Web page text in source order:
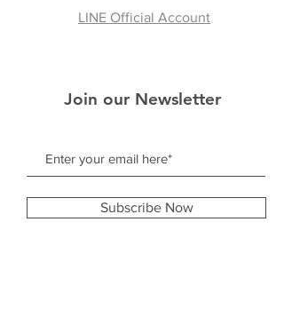
LINE Official Account
Join our Newsletter
Subscribe Now